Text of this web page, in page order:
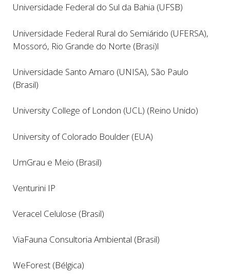
Universidade Federal do Sul da Bahia (UFSB)
Universidade Federal Rural do Semiárido (UFERSA),
Mossoró, Rio Grande do Norte (Brasi)l
Universidade Santo Amaro (UNISA), São Paulo
(Brasil)
University College of London (UCL) (Reino Unido)
University of Colorado Boulder (EUA)
UmGrau e Meio (Brasil)
Venturini IP
Veracel Celulose (Brasil)
ViaFauna Consultoria Ambiental (Brasil)
WeForest (Bélgica)